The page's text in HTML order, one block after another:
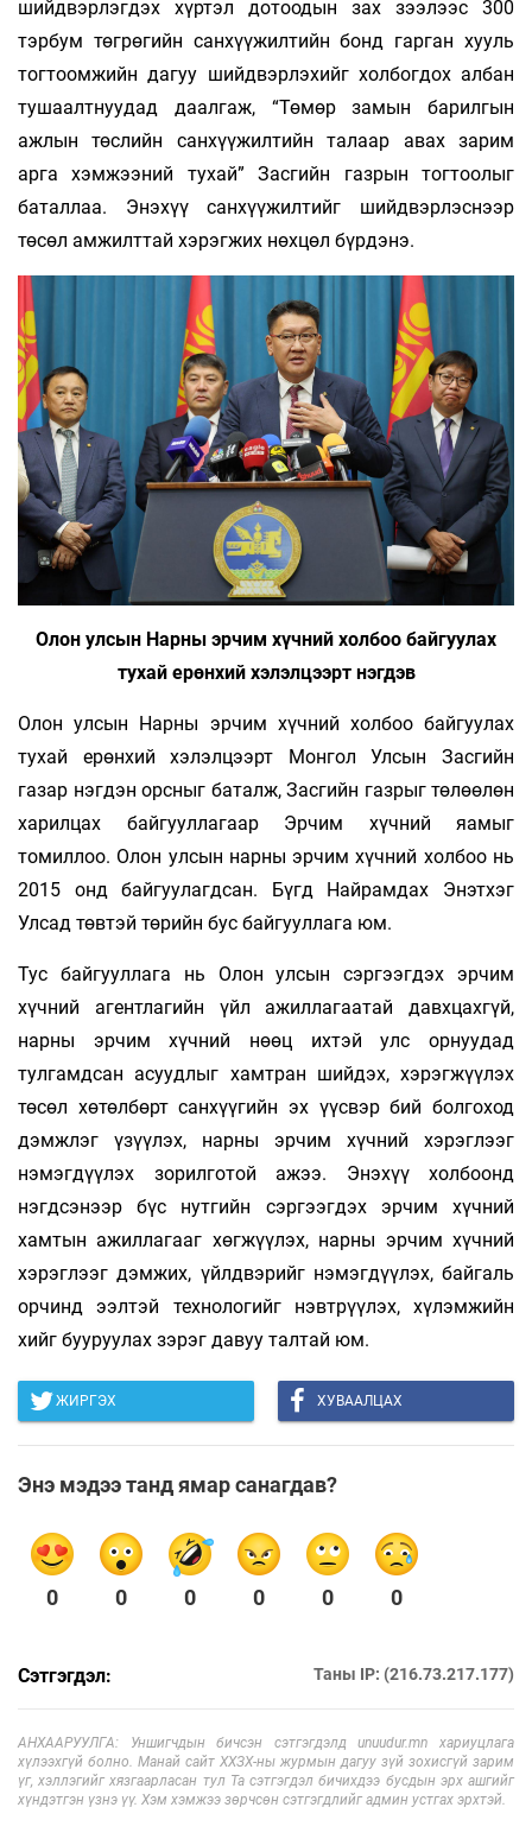
шийдвэрлэгдэх хүртэл дотоодын зах зээлээс 300
тэрбум төгрөгийн санхүүжилтийн бонд гарган хууль
тогтоомжийн дагуу шийдвэрлэхийг холбогдох албан
тушаалтнуудад даалгаж, “Төмөр замын барилгын
ажлын төслийн санхүүжилтийн талаар авах зарим
арга хэмжээний тухай” Засгийн газрын тогтоолыг
баталлаа. Энэхүү санхүүжилтийг шийдвэрлэснээр
төсөл амжилттай хэрэгжих нөхцөл бүрдэнэ.
Олон улсын Нарны эрчим хүчний холбоо байгуулах
тухай ерөнхий хэлэлцээрт нэгдэв
Олон улсын Нарны эрчим хүчний холбоо байгуулах
тухай ерөнхий хэлэлцээрт Монгол Улсын Засгийн
газар нэгдэн орсныг баталж, Засгийн газрыг төлөөлөн
харилцах байгууллагаар Эрчим хүчний яамыг
томиллоо. Олон улсын нарны эрчим хүчний холбоо нь
2015 онд байгуулагдсан. Бүгд Найрамдах Энэтхэг
Улсад төвтэй төрийн бус байгууллага юм.
Тус байгууллага нь Олон улсын сэргээгдэх эрчим
хүчний агентлагийн үйл ажиллагаатай давхцахгүй,
нарны эрчим хүчний нөөц ихтэй улс орнуудад
тулгамдсан асуудлыг хамтран шийдэх, хэрэгжүүлэх
төсөл хөтөлбөрт санхүүгийн эх үүсвэр бий болгоход
дэмжлэг үзүүлэх, нарны эрчим хүчний хэрэглээг
нэмэгдүүлэх зорилготой ажээ. Энэхүү холбоонд
нэгдсэнээр бүс нутгийн сэргээгдэх эрчим хүчний
хамтын ажиллагааг хөгжүүлэх, нарны эрчим хүчний
хэрэглээг дэмжих, үйлдвэрийг нэмэгдүүлэх, байгаль
орчинд ээлтэй технологийг нэвтрүүлэх, хүлэмжийн
хийг бууруулах зэрэг давуу талтай юм.
ЖИРГЭХ ХУВААЛЦАХ
Энэ мэдээ танд ямар санагдав?
0 0 0 0 0 0
Сэтгэгдэл: Таны IP: (216.73.217.177)
АНХААРУУЛГА: Уншигчдын бичсэн сэтгэгдэлд unuudur.mn хариуцлага
хүлээхгүй болно. Манай сайт ХХЗХ-ны журмын дагуу зүй зохисгүй зарим
үг, хэллэгийг хязгаарласан тул Та сэтгэгдэл бичихдээ бусдын эрх ашгийг
хүндэтгэн үзнэ үү. Хэм хэмжээ зөрчсөн сэтгэгдлийг админ устгах эрхтэй.